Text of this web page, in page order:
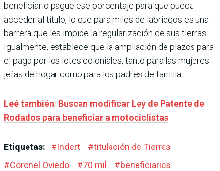
beneficiario pague ese porcentaje para que pueda
acceder al título, lo que para miles de labriegos es una
barrera que les impide la regularización de sus tierras.
Igualmente, establece que la ampliación de plazos para
el pago por los lotes coloniales, tanto para las mujeres
jefas de hogar como para los padres de familia.
Leé también: Buscan modificar Ley de Patente de
Rodados para beneficiar a motociclistas
Etiquetas: #Indert #titulación de Tierras
#Coronel Oviedo #70 mil #beneficiarios